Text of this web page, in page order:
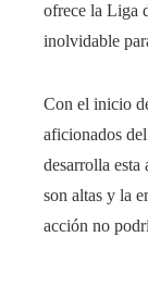
ofrece la Liga
inolvidable
Con el inicio
aficionados
desarrolla esta
son altas y la
acción no